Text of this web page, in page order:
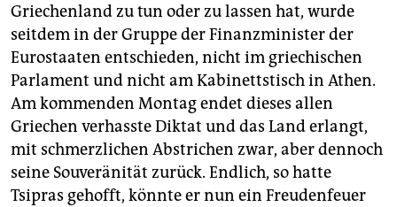
Griechenland zu tun oder zu lassen hat, wurde
seitdem in der Gruppe der Finanzminister der
Eurostaaten entschieden, nicht im griechischen
Parlament und nicht am Kabinettstisch in Athen.
Am kommenden Montag endet dieses allen
Griechen verhasste Diktat und das Land erlangt,
mit schmerzlichen Abstrichen zwar, aber dennoch
seine Souveränität zurück. Endlich, so hatte
Tsipras gehofft, könnte er nun ein Freudenfeuer